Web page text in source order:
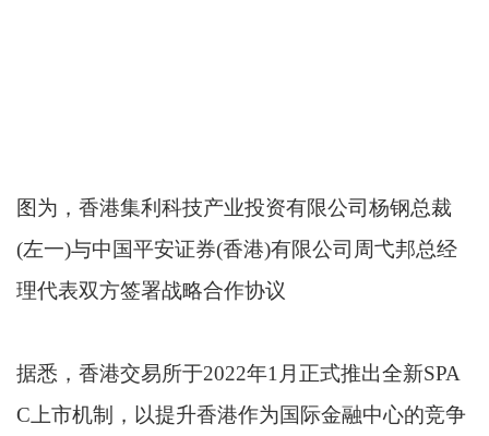
图为，香港集利科技产业投资有限公司杨钢总裁
(左一)与中国平安证券(香港)有限公司周弋邦总经
理代表双方签署战略合作协议
据悉，香港交易所于2022年1月正式推出全新SPA
C上市机制，以提升香港作为国际金融中心的竞争